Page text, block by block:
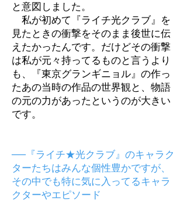
と意図しました。
私が初めて『ライチ光クラブ』を
見たときの衝撃をそのまま後世に伝
えたかったんです。だけどその衝撃
は私が元々持ってるものと言うより
も、『東京グランギニョル』の作っ
たあの当時の作品の世界観と、物語
の元の力があったというのが大きい
です。
──『ライチ★光クラブ』のキャラク
ターたちはみんな個性豊かですが、
その中でも特に気に入ってるキャラ
クターやエピソード